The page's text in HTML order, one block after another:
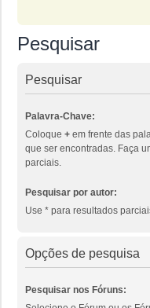
Pesquisar
Pesquisar
Palavra-Chave:
Coloque + em frente das
que ser encontradas. Faça
parciais.
Pesquisar por autor:
Use * para resultados
Opções de pesquisa
Pesquisar nos Fóruns: